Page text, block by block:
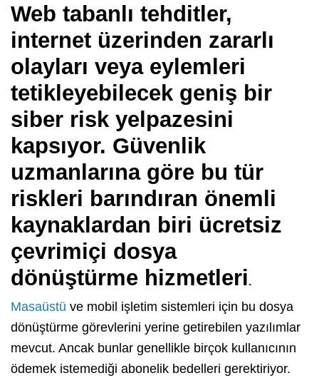
Web tabanlı tehditler,
internet üzerinden zararlı
olayları veya eylemleri
tetikleyebilecek geniş bir
siber risk yelpazesini
kapsıyor. Güvenlik
uzmanlarına göre bu tür
riskleri barındıran önemli
kaynaklardan biri ücretsiz
çevrimiçi dosya
dönüştürme hizmetleri.
Masaüstü ve mobil işletim sistemleri için bu dosya
dönüştürme görevlerini yerine getirebilen yazılımlar
mevcut. Ancak bunlar genellikle birçok kullanıcının
ödemek istemediği abonelik bedelleri gerektiriyor.